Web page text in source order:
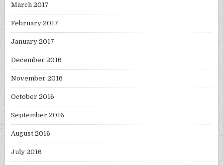
March 2017
February 2017
January 2017
December 2016
November 2016
October 2016
September 2016
August 2016
July 2016